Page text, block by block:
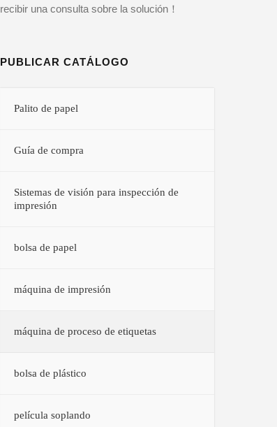
recibir una consulta sobre la solución！
PUBLICAR CATÁLOGO
Palito de papel
Guía de compra
Sistemas de visión para inspección de
impresión
bolsa de papel
máquina de impresión
máquina de proceso de etiquetas
bolsa de plástico
película soplando